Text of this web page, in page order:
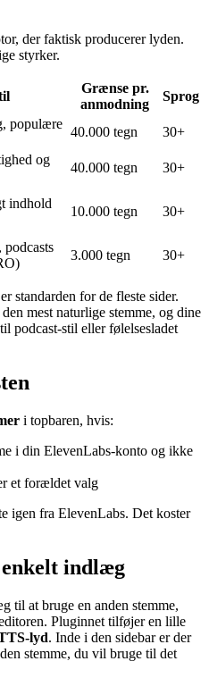
der faktisk producerer lyden.
styrker.
Grænse pr.
anmodning
Sprog
populære
40.000 tegn
30+
og
40.000 tegn
30+
indhold
10.000 tegn 30+
3.000 tegn 30+
standarden for de fleste sider.
mest naturlige stemme, og dine
podcast-stil eller følelsesladet
i topbaren, hvis:
i din ElevenLabs-konto og ikke
et forældet valg
igen fra ElevenLabs. Det koster
enkelt indlæg
til at bruge en anden stemme,
Pluginnet tilføjer en lille
lyd. Inde i den sidebar er der
stemme, du vil bruge til det